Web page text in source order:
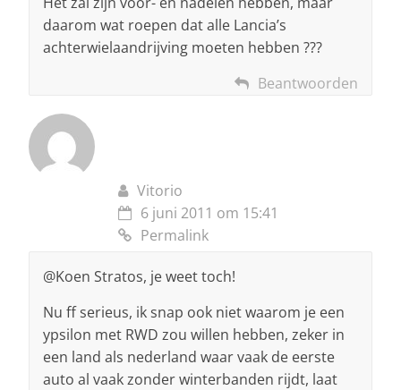
daarom wat roepen dat alle Lancia’s
achterwielaandrijving moeten hebben ???
Beantwoorden
Vitorio
6 juni 2011 om 15:41
Permalink
@Koen Stratos, je weet toch!
Nu ff serieus, ik snap ook niet waarom je een
ypsilon met RWD zou willen hebben, zeker in
een land als nederland waar vaak de eerste
auto al vaak zonder winterbanden rijdt, laat